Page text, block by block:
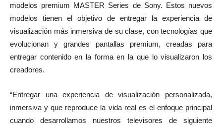
modelos premium MASTER Series de Sony. Estos nuevos
modelos tienen el objetivo de entregar la experiencia de
visualización más inmersiva de su clase, con tecnologías que
evolucionan y grandes pantallas premium, creadas para
entregar contenido en la forma en la que lo visualizaron los
creadores.
“Entregar una experiencia de visualización personalizada,
inmersiva y que reproduce la vida real es el enfoque principal
cuando desarrollamos nuestros televisores de siguiente